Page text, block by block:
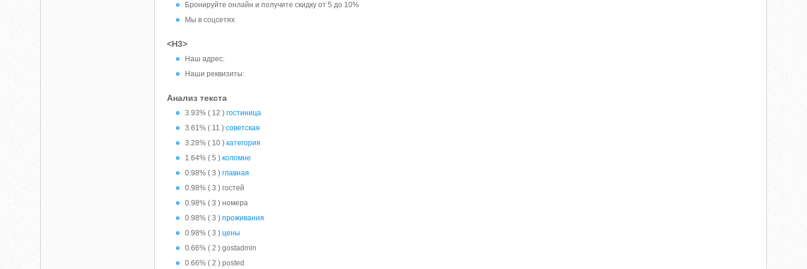
Бронируйте онлайн и получите скидку от 5 до 10%
Мы в соцсетях
<H3>
Наш адрес:
Наши реквизиты:
Анализ текста
3.93% ( 12 )гостиница
3.61% ( 11 )советская
3.28% ( 10 )категория
1.64% ( 5 )коломне
0.98% ( 3 )главная
0.98% ( 3 ) гостей
0.98% ( 3 ) номера
0.98% ( 3 )проживания
0.98% ( 3 )цены
0.66% ( 2 ) gostadmin
0.66% ( 2 ) posted